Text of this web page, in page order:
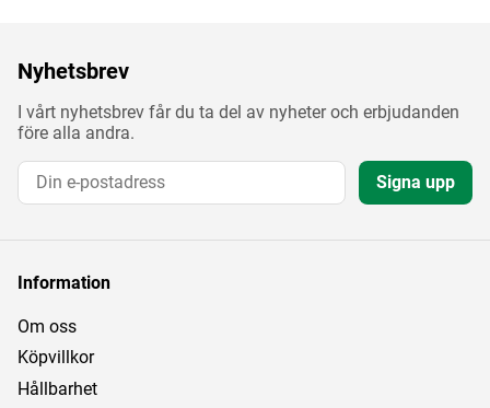
Nyhetsbrev
I vårt nyhetsbrev får du ta del av nyheter och erbjudanden
före alla andra.
Signa upp
Information
Om oss
Köpvillkor
Hållbarhet